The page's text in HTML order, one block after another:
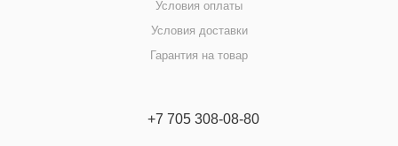
Условия оплаты
Условия доставки
Гарантия на товар
+7 705 308-08-80